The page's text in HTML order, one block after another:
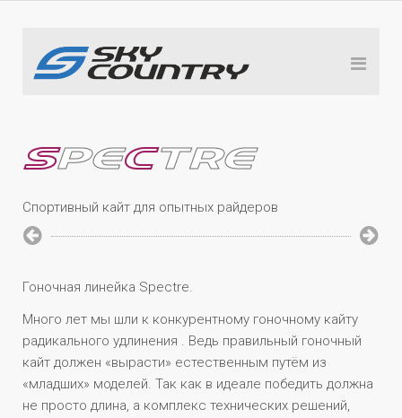
SPECTRE
Спортивный кайт для опытных райдеров
Гоночная линейка Spectre.
Много лет мы шли к конкурентному гоночному кайту
радикального удлинения . Ведь правильный гоночный
кайт должен «вырасти» естественным путём из
«младших» моделей. Так как в идеале победить должна
не просто длина, а комплекс технических решений,